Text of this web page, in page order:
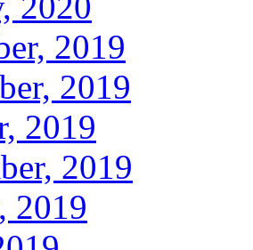
2019
2019
2019
2019
2019